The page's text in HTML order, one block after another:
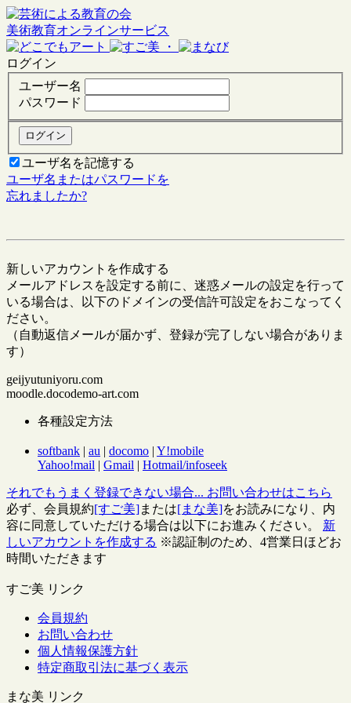
美術教育オンラインサービス
・
ログイン
ユーザー名
パスワード
ユーザ名を記憶する
ユーザ名またはパスワードを
忘れましたか?
新しいアカウントを作成する
メールアドレスを設定する前に、迷惑メールの設定を行って
いる場合は、以下のドメインの受信許可設定をおこなってく
ださい。
（自動返信メールが届かず、登録が完了しない場合がありま
す）
geijyutuniyoru.com
moodle.docodemo-art.com
各種設定方法
softbank | au | docomo | Y!mobile
Yahoo!mail | Gmail | Hotmail/infoseek
それでもうまく登録できない場合... お問い合わせはこちら
必ず、会員規約[すご美]または[まな美]をお読みになり、内
容に同意していただける場合は以下にお進みください。 新
しいアカウントを作成する ※認証制のため、4営業日ほどお
時間いただきます
すご美 リンク
会員規約
お問い合わせ
個人情報保護方針
特定商取引法に基づく表示
まな美 リンク